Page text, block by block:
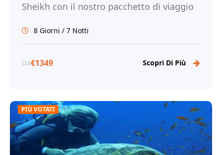
Sheikh con il nostro pacchetto di viaggio
8 Giorni / 7 Notti
Da€1349 Scopri Di Più
PIÙ VOTATI